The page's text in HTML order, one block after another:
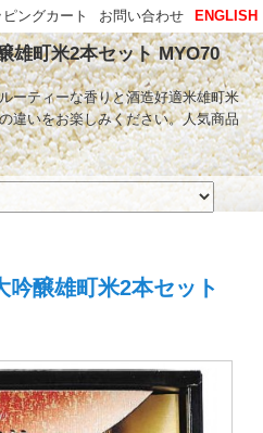
雄町米2本セット MYO70
ーティーな香りと酒造好適米雄町米
違いをお楽しみください。人気商品
醸雄町米2本セット
ENGLISH
お問い合わせ
ングカート